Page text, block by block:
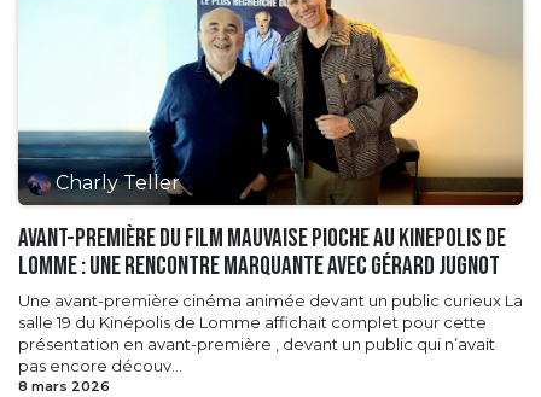
Charly Teller
Avant-première du film Mauvaise Pioche au Kinepolis de
Lomme : une rencontre marquante avec Gérard Jugnot
Une avant-première cinéma animée devant un public curieux La
salle 19 du Kinépolis de Lomme affichait complet pour cette
présentation en avant-première , devant un public qui n’avait
pas encore découv...
8 mars 2026